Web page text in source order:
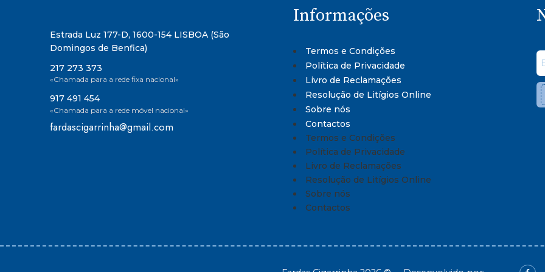
Estrada Luz 177-D, 1600-154 LISBOA (São
Domingos de Benfica)
217 273 373
«Chamada para a rede fixa nacional»
917 491 454
«Chamada para a rede móvel nacional»
fardascigarrinha@gmail.com
Informações
Termos e Condições
Política de Privacidade
Livro de Reclamações
Resolução de Litígios Online
Sobre nós
Contactos
Termos e Condições
Política de Privacidade
Livro de Reclamações
Resolução de Litígios Online
Sobre nós
Contactos